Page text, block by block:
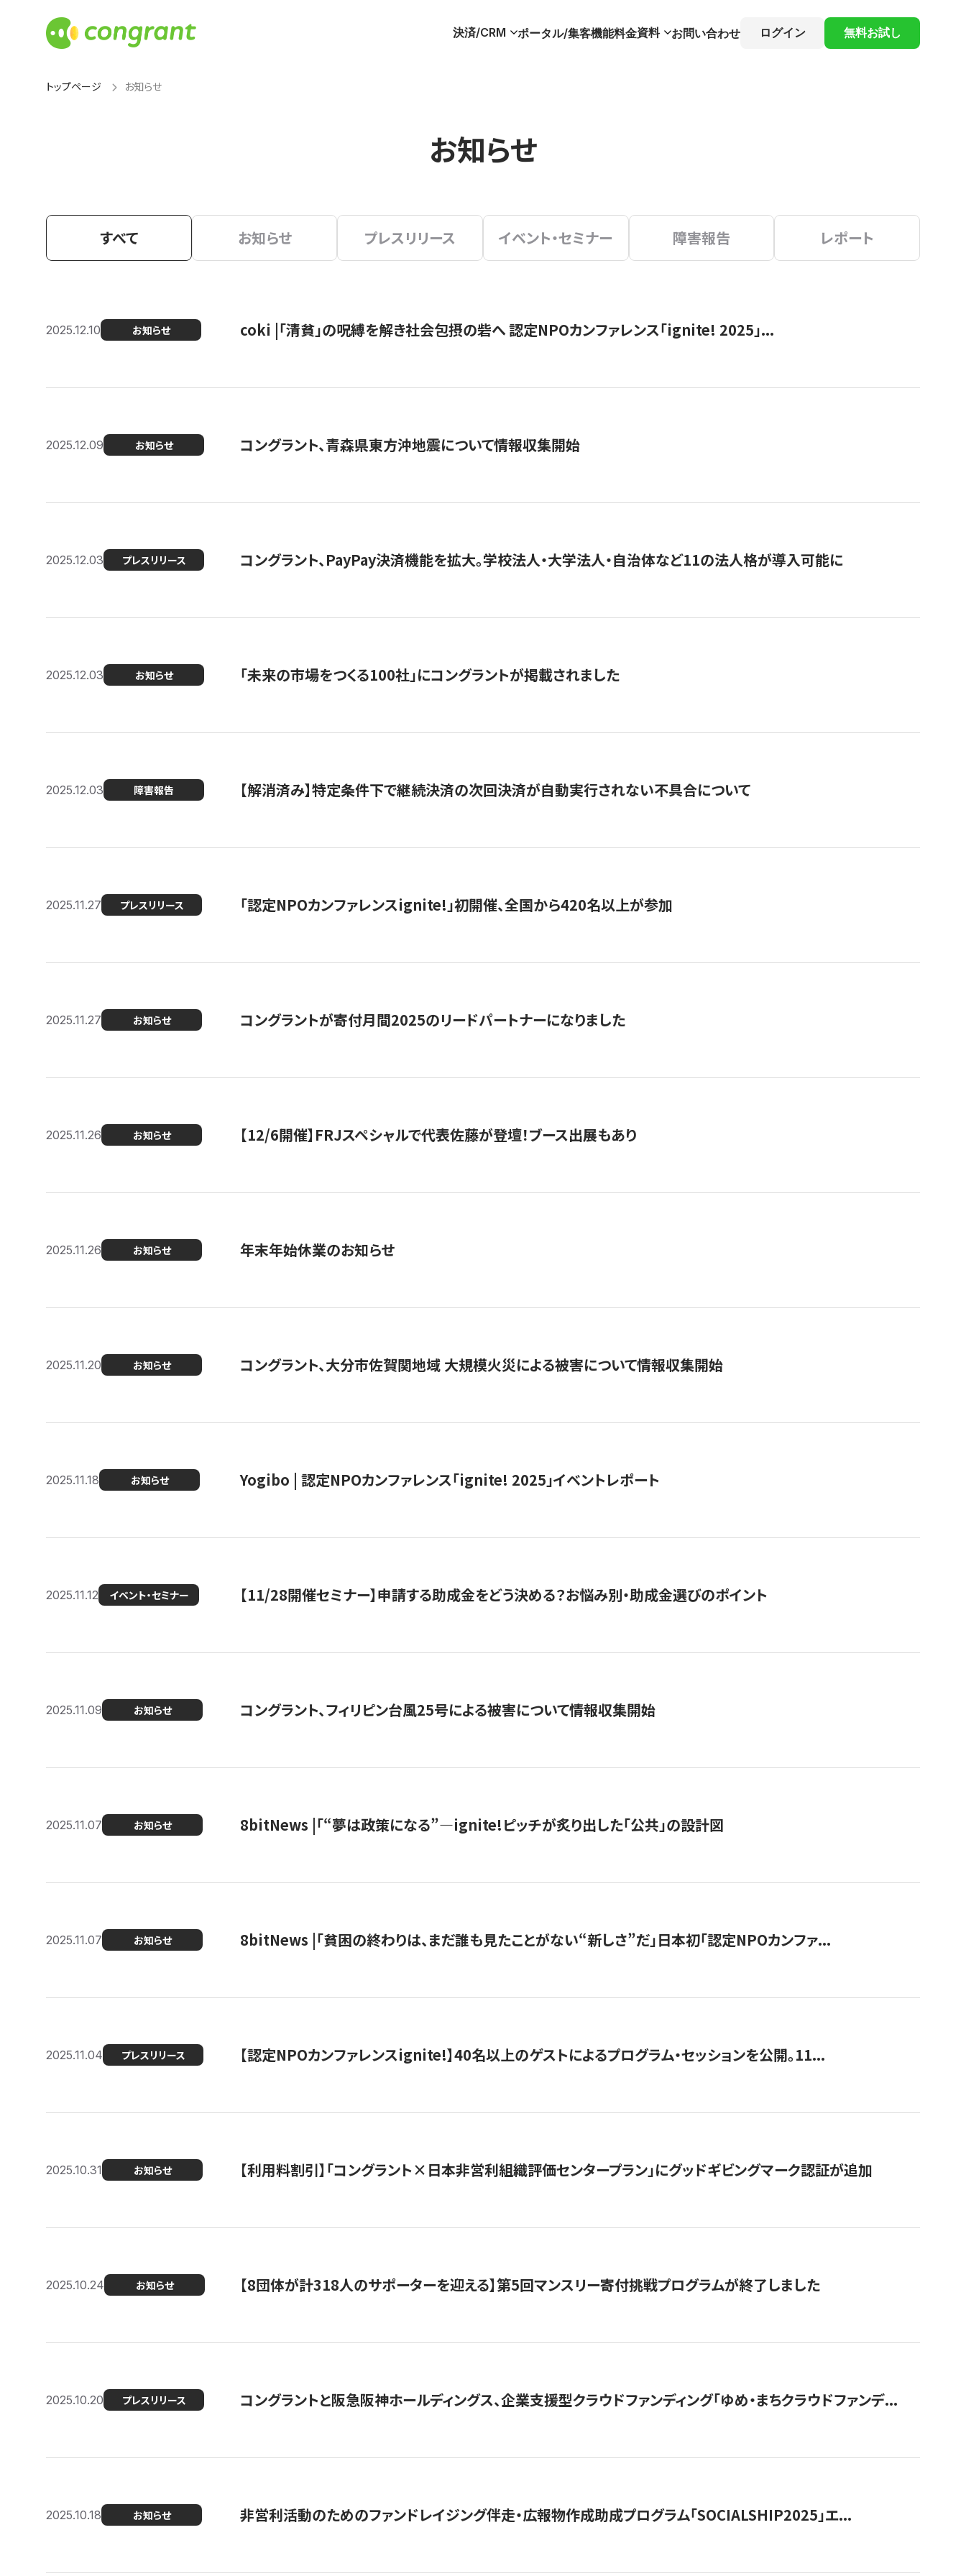
決済/CRM ポータル/集客機能料金資料 お問い合わせ ログイン 無料お試し
トップページ お知らせ
お知らせ
すべて お知らせ プレスリリース イベント・セミナー 障害報告 レポート
2025.12.10 お知らせ coki |「清貧」の呪縛を解き社会包摂の砦へ 認定NPOカンファレンス「ignite! 2025」...
2025.12.09 お知らせ コングラント、青森県東方沖地震について情報収集開始
2025.12.03 プレスリリース コングラント、PayPay決済機能を拡大。学校法人・大学法人・自治体など11の法人格が導入可能に
2025.12.03 お知らせ 「未来の市場をつくる100社」にコングラントが掲載されました
2025.12.03 障害報告 【解消済み】特定条件下で継続決済の次回決済が自動実行されない不具合について
2025.11.27 プレスリリース 「認定NPOカンファレンスignite!」初開催、全国から420名以上が参加
2025.11.27 お知らせ コングラントが寄付月間2025のリードパートナーになりました
2025.11.26 お知らせ 【12/6開催】FRJスペシャルで代表佐藤が登壇！ブース出展もあり
2025.11.26 お知らせ 年末年始休業のお知らせ
2025.11.20 お知らせ コングラント、大分市佐賀関地域 大規模火災による被害について情報収集開始
2025.11.18 お知らせ Yogibo | 認定NPOカンファレンス「ignite! 2025」イベントレポート
2025.11.12 イベント・セミナー 【11/28開催セミナー】申請する助成金をどう決める？お悩み別・助成金選びのポイント
2025.11.09 お知らせ コングラント、フィリピン台風25号による被害について情報収集開始
2025.11.07 お知らせ 8bitNews |「“夢は政策になる”—ignite!ピッチが炙り出した「公共」の設計図
2025.11.07 お知らせ 8bitNews |「貧困の終わりは、まだ誰も見たことがない“新しさ”だ」日本初「認定NPOカンファ...
2025.11.04 プレスリリース 【認定NPOカンファレンスignite!】40名以上のゲストによるプログラム・セッションを公開。11...
2025.10.31 お知らせ 【利用料割引】「コングラント×日本非営利組織評価センタープラン」にグッドギビングマーク認証が追加
2025.10.24 お知らせ 【8団体が計318人のサポーターを迎える】​​第5回マンスリー寄付挑戦プログラムが終了しました
2025.10.20 プレスリリース コングラントと阪急阪神ホールディングス、企業支援型クラウドファンディング「ゆめ・まちクラウドファンデ...
2025.10.18 お知らせ 非営利活動のためのファンドレイジング伴走・広報物作成助成プログラム「SOCIALSHIP2025」エ...